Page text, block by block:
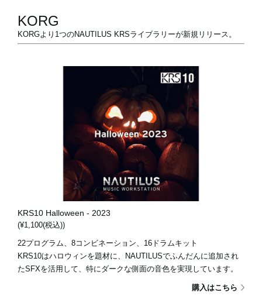
KORG
KORGより1つのNAUTILUS KRSライブラリーが新規リリース。
KRS10 Halloween - 2023
(¥1,100(税込))
22プログラム、8コンビネーション、16ドラムキット
KRS10はハロウィンを題材に、NAUTILUSでふんだんに追加され
たSFXを活用して、特にダークな側面の音色を実現しています。
購入はこちら